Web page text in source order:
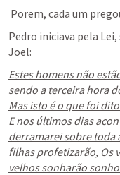
Porem, cada um
Pedro iniciava pela
Joel:
Estes homens não
sendo a terceira hora
Mas isto é o que foi
E nos últimos dias
derramarei sobre toda
filhas profetizarão, Os
velhos sonharão